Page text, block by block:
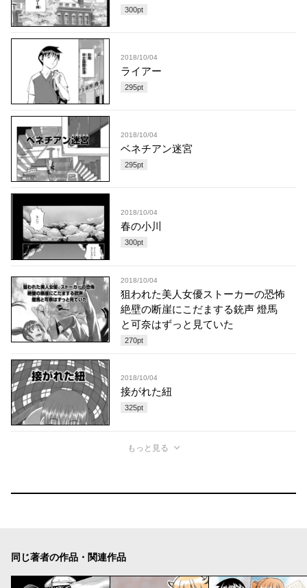
300pt
2018/10/04
ライアー
295pt
2018/10/04
ベネチアン迷宮
295pt
2018/10/04
春の小川
300pt
2018/10/04
狙われた美人女優ストーカーの恐怖
絶壁の断崖にこだまする銃声 燈馬
と可奈はずっと見ていた
270pt
2018/10/04
接がれた紐
325pt
もっと見る
同じ著者の作品・関連作品